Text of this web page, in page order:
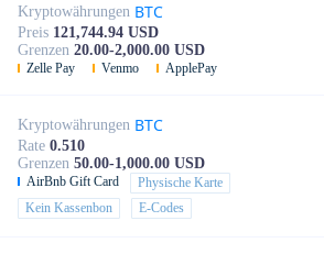
Kryptowährungen BTC
Preis 121,744.94 USD
Grenzen 20.00-2,000.00 USD
Zelle Pay Venmo ApplePay
Kryptowährungen BTC
Rate 0.510
Grenzen 50.00-1,000.00 USD
AirBnb Gift Card
Physische Karte
Kein Kassenbon
E-Codes